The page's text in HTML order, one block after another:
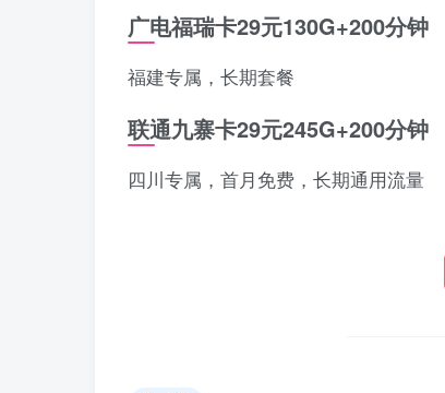
广电福瑞卡29元130G+200分钟
福建专属，长期套餐
联通九寨卡29元245G+200分钟
四川专属，首月免费，长期通用流量